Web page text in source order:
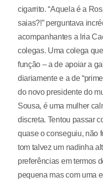
cigarrito. “Aquela é a
saias?!” perguntava
acompanhantes a Iria
colegas. Uma colega
função – a de apoiar a
diariamente e a de
do novo presidente do
Sousa, é uma mulher
discreta. Tentou passar
quase o conseguiu, não
tom talvez um nadinha
preferências em termos
pequena mas com uma